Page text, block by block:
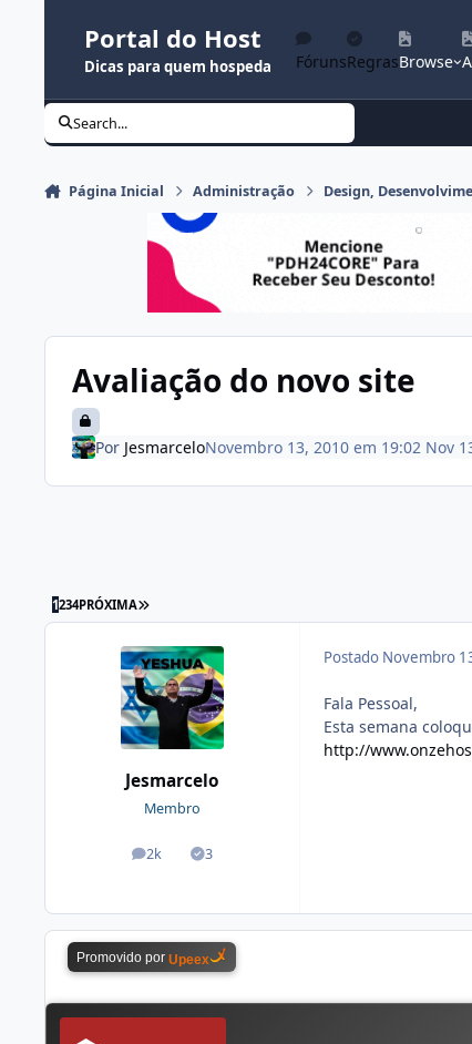
Portal do Host
Dicas para quem hospeda FórunsRegrasBrowse
Search...
Página Inicial Administração Design,
Avaliação do novo site
Por JesmarceloNovembro 13, 2010 em 19:02 Nov
1234PRÓXIMA
Jesmarcelo
Membro
2k
posts 3
Soluções
Postado Novembro
Fala Pessoal,
Esta semana
http://